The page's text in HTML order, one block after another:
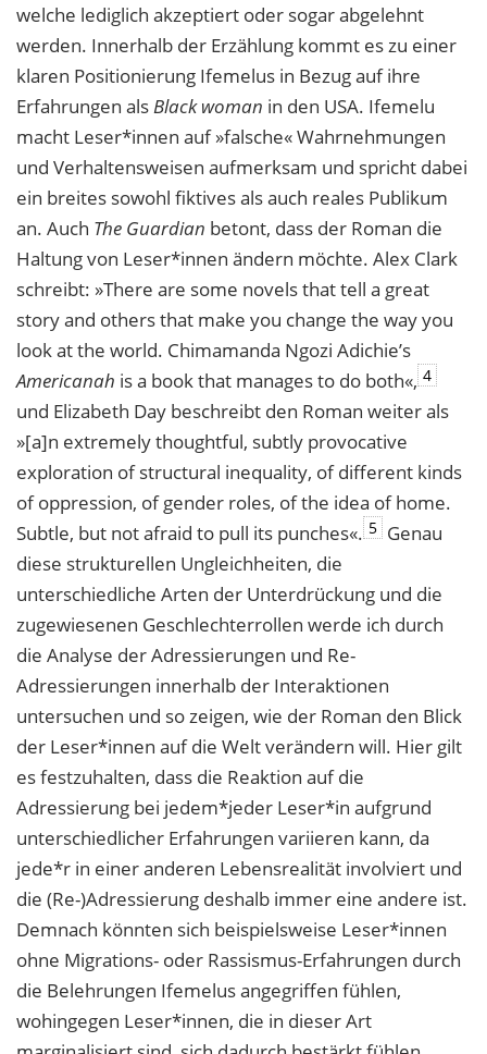
welche lediglich akzeptiert oder sogar abgelehnt
werden. Innerhalb der Erzählung kommt es zu einer
klaren Positionierung Ifemelus in Bezug auf ihre
Erfahrungen alsBlack woman in den USA. Ifemelu
macht Leser*innen auf »falsche« Wahrnehmungen
und Verhaltensweisen aufmerksam und spricht dabei
ein breites sowohl fiktives als auch reales Publikum
an. Auch The Guardian betont, dass der Roman die
Haltung von Leser*innen ändern möchte. Alex Clark
schreibt: »There are some novels that tell a great
story and others that make you change the way you
look at the world. Chimamanda Ngozi Adichie’s
Americanah is a book that manages to do both«, 4
und Elizabeth Day beschreibt den Roman weiter als
»[a]n extremely thoughtful, subtly provocative
exploration of structural inequality, of different kinds
of oppression, of gender roles, of the idea of home.
Subtle, but not afraid to pull its punches«. 5 Genau
diese strukturellen Ungleichheiten, die
unterschiedliche Arten der Unterdrückung und die
zugewiesenen Geschlechterrollen werde ich durch
die Analyse der Adressierungen und Re-
Adressierungen innerhalb der Interaktionen
untersuchen und so zeigen, wie der Roman den Blick
der Leser*innen auf die Welt verändern will. Hier gilt
es festzuhalten, dass die Reaktion auf die
Adressierung bei jedem*jeder Leser*in aufgrund
unterschiedlicher Erfahrungen variieren kann, da
jede*r in einer anderen Lebensrealität involviert und
die (Re-)Adressierung deshalb immer eine andere ist.
Demnach könnten sich beispielsweise Leser*innen
ohne Migrations- oder Rassismus-Erfahrungen durch
die Belehrungen Ifemelus angegriffen fühlen,
wohingegen Leser*innen, die in dieser Art